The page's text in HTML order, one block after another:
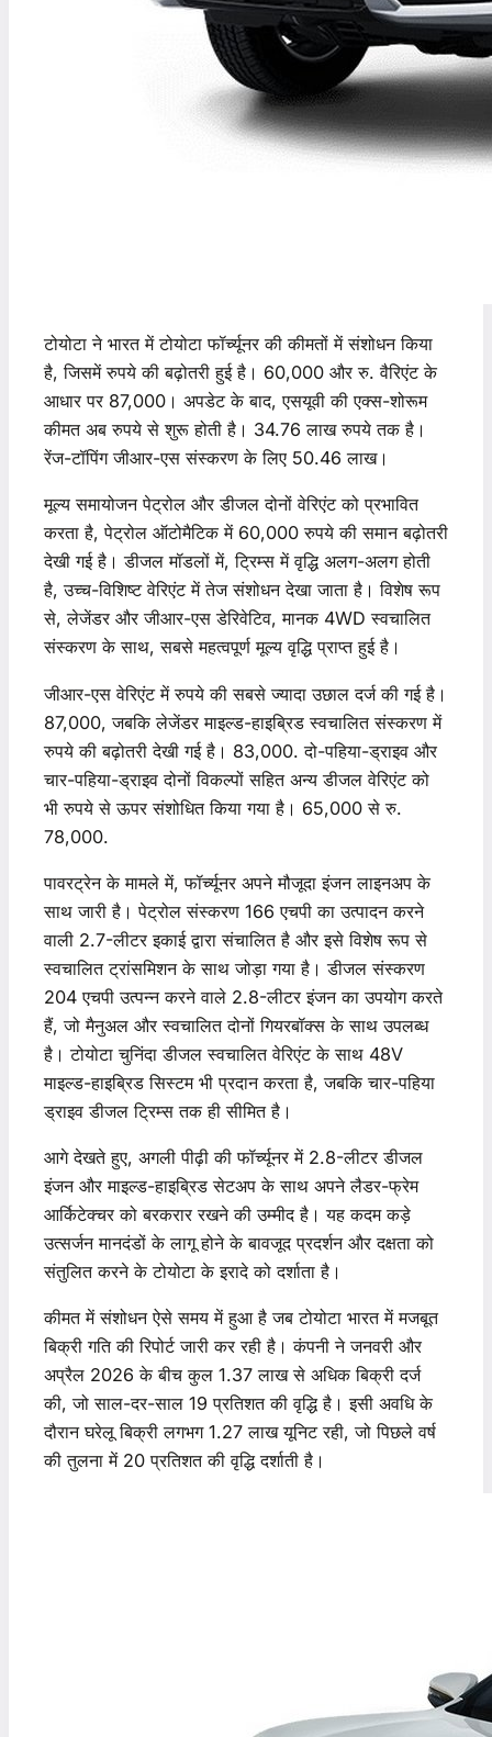
टोयोटा ने भारत में टोयोटा फॉर्च्यूनर की कीमतों में संशोधन किया
है, जिसमें रुपये की बढ़ोतरी हुई है। 60,000 और रु. वैरिएंट के
आधार पर 87,000। अपडेट के बाद, एसयूवी की एक्स-शोरूम
कीमत अब रुपये से शुरू होती है। 34.76 लाख रुपये तक है।
रेंज-टॉपिंग जीआर-एस संस्करण के लिए 50.46 लाख।
मूल्य समायोजन पेट्रोल और डीजल दोनों वेरिएंट को प्रभावित
करता है, पेट्रोल ऑटोमैटिक में 60,000 रुपये की समान बढ़ोतरी
देखी गई है। डीजल मॉडलों में, ट्रिम्स में वृद्धि अलग-अलग होती
है, उच्च-विशिष्ट वेरिएंट में तेज संशोधन देखा जाता है। विशेष रूप
से, लेजेंडर और जीआर-एस डेरिवेटिव, मानक 4WD स्वचालित
संस्करण के साथ, सबसे महत्वपूर्ण मूल्य वृद्धि प्राप्त हुई है।
जीआर-एस वेरिएंट में रुपये की सबसे ज्यादा उछाल दर्ज की गई है।
87,000, जबकि लेजेंडर माइल्ड-हाइब्रिड स्वचालित संस्करण में
रुपये की बढ़ोतरी देखी गई है। 83,000. दो-पहिया-ड्राइव और
चार-पहिया-ड्राइव दोनों विकल्पों सहित अन्य डीजल वेरिएंट को
भी रुपये से ऊपर संशोधित किया गया है। 65,000 से रु.
78,000.
पावरट्रेन के मामले में, फॉर्च्यूनर अपने मौजूदा इंजन लाइनअप के
साथ जारी है। पेट्रोल संस्करण 166 एचपी का उत्पादन करने
वाली 2.7-लीटर इकाई द्वारा संचालित है और इसे विशेष रूप से
स्वचालित ट्रांसमिशन के साथ जोड़ा गया है। डीजल संस्करण
204 एचपी उत्पन्न करने वाले 2.8-लीटर इंजन का उपयोग करते
हैं, जो मैनुअल और स्वचालित दोनों गियरबॉक्स के साथ उपलब्ध
है। टोयोटा चुनिंदा डीजल स्वचालित वेरिएंट के साथ 48V
माइल्ड-हाइब्रिड सिस्टम भी प्रदान करता है, जबकि चार-पहिया
ड्राइव डीजल ट्रिम्स तक ही सीमित है।
आगे देखते हुए, अगली पीढ़ी की फॉर्च्यूनर में 2.8-लीटर डीजल
इंजन और माइल्ड-हाइब्रिड सेटअप के साथ अपने लैडर-फ्रेम
आर्किटेक्चर को बरकरार रखने की उम्मीद है। यह कदम कड़े
उत्सर्जन मानदंडों के लागू होने के बावजूद प्रदर्शन और दक्षता को
संतुलित करने के टोयोटा के इरादे को दर्शाता है।
कीमत में संशोधन ऐसे समय में हुआ है जब टोयोटा भारत में मजबूत
बिक्री गति की रिपोर्ट जारी कर रही है। कंपनी ने जनवरी और
अप्रैल 2026 के बीच कुल 1.37 लाख से अधिक बिक्री दर्ज
की, जो साल-दर-साल 19 प्रतिशत की वृद्धि है। इसी अवधि के
दौरान घरेलू बिक्री लगभग 1.27 लाख यूनिट रही, जो पिछले वर्ष
की तुलना में 20 प्रतिशत की वृद्धि दर्शाती है।